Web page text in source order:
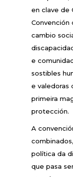
en clave de
Convención
cambio
e
sostibles
e valedoras
primeira
protección.
A
política da
que pasa